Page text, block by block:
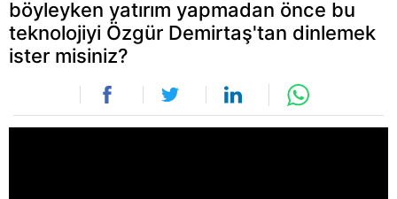
böyleyken yatırım yapmadan önce bu
teknolojiyi Özgür Demirtaş'tan dinlemek
ister misiniz?